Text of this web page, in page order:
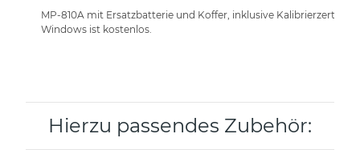
MP-810A mit Ersatzbatterie und Koffer, inklusive
Windows ist kostenlos.
Hierzu passendes Zubehör: